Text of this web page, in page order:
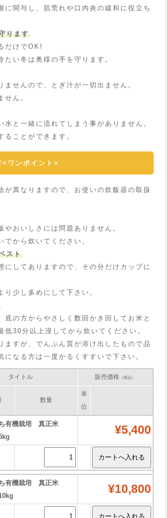
関与し、肌荒れや口内炎の緩和に役立ち
ります
だけでOK!
たい冬は奥様の手を守ります。
ませんので、とぎ汁が一切出ません。
せん。
水と一緒に流れてしまう事がありません。
ることができます。
<ワンポイント>
異なりますので、お使いの炊飯器の取扱
やおいしさには問題ありません。
から炊いてください。
スト
にしてありますので、その分だけカップに
少し多めにして下さい。
底の方からやさしく数回かき回してお米と
低30分以上浸してから炊いてください。
すが、でんぷん質が溶け出したもので品
になる方は一度かるくすすいで下さい。
タイトル 販売価格 （税込）
数量
単
位
有機栽培 真正米
¥5,400
有機栽培 真正米
¥10,800